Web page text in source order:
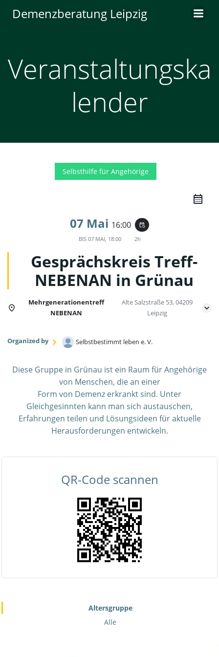
Inhalt
Demenzberatung Leipzig
Veranstaltungska
lender
Selbsthilfe für Angehörige
07 Mai 16:00 event_repeat
BIS 07 MAI, 18:00 2h
Gesprächskreis Treff-
NEBENAN in Grünau
Mehrgenerationentreff
NEBENAN
Alte Salzstraße 53, 04209
Leipzig
Organized by Selbstbestimmt leben e. V.
Diese Gruppe in Grünau ist ein Raum für Angehörige
von Menschen, die an einer
Form von Demenz erkrankt sind. Unter
Gleichgesinnten kann man sich austauschen,
Erfahrungen teilen und Lösungsideen für aktuelle
Herausforderungen entwickeln.
QR-Code scannen
Altersgruppe
Alle